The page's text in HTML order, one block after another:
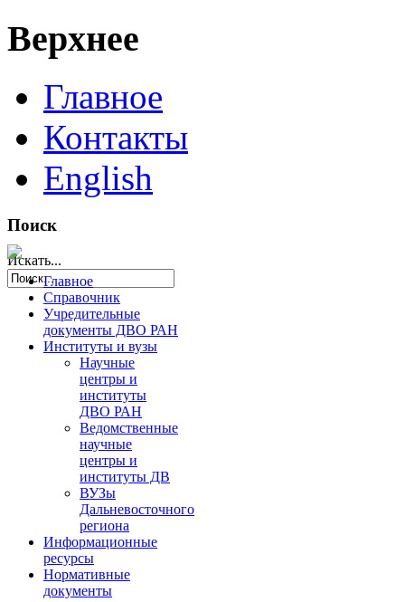
Верхнее
Главное
Контакты
English
Поиск
Искать...
Главное
Справочник
Учредительные
документы ДВО РАН
Институты и вузы
Научные
центры и
институты
ДВО РАН
Ведомственные
научные
центры и
институты ДВ
ВУЗы
Дальневосточного
региона
Информационные
ресурсы
Нормативные
документы